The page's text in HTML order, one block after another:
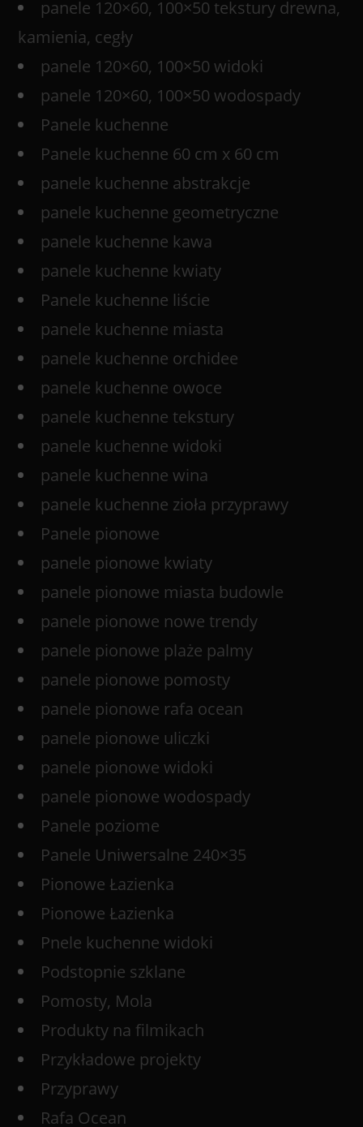
panele 120×60, 100×50 tekstury drewna,
kamienia, cegły
panele 120×60, 100×50 widoki
panele 120×60, 100×50 wodospady
Panele kuchenne
Panele kuchenne 60 cm x 60 cm
panele kuchenne abstrakcje
panele kuchenne geometryczne
panele kuchenne kawa
panele kuchenne kwiaty
Panele kuchenne liście
panele kuchenne miasta
panele kuchenne orchidee
panele kuchenne owoce
panele kuchenne tekstury
panele kuchenne widoki
panele kuchenne wina
panele kuchenne zioła przyprawy
Panele pionowe
panele pionowe kwiaty
panele pionowe miasta budowle
panele pionowe nowe trendy
panele pionowe plaże palmy
panele pionowe pomosty
panele pionowe rafa ocean
panele pionowe uliczki
panele pionowe widoki
panele pionowe wodospady
Panele poziome
Panele Uniwersalne 240×35
Pionowe Łazienka
Pionowe Łazienka
Pnele kuchenne widoki
Podstopnie szklane
Pomosty, Mola
Produkty na filmikach
Przykładowe projekty
Przyprawy
Rafa Ocean